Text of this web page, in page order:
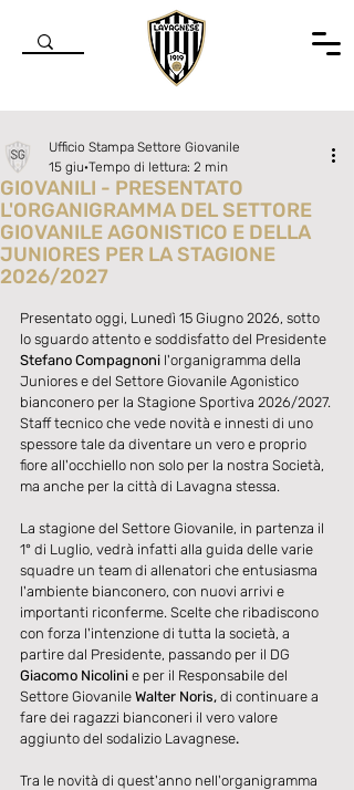
GIOVANILI - PRESENTATO
L'ORGANIGRAMMA DEL SETTORE
GIOVANILE AGONISTICO E DELLA
JUNIORES PER LA STAGIONE
2026/2027
Ufficio Stampa Settore Giovanile
15 giu Tempo di lettura: 2 min
Presentato oggi, Lunedì 15 Giugno 2026, sotto
lo sguardo attento e soddisfatto del Presidente
Stefano Compagnoni l'organigramma della
Juniores e del Settore Giovanile Agonistico
bianconero per la Stagione Sportiva 2026/2027.
Staff tecnico che vede novità e innesti di uno
spessore tale da diventare un vero e proprio
fiore all'occhiello non solo per la nostra Società,
ma anche per la città di Lavagna stessa.
La stagione del Settore Giovanile, in partenza il
1° di Luglio, vedrà infatti alla guida delle varie
squadre un team di allenatori che entusiasma
l'ambiente bianconero, con nuovi arrivi e
importanti riconferme. Scelte che ribadiscono
con forza l'intenzione di tutta la società, a
partire dal Presidente, passando per il DG
Giacomo Nicolini e per il Responsabile del
Settore Giovanile Walter Noris, di continuare a
fare dei ragazzi bianconeri il vero valore
aggiunto del sodalizio Lavagnese.
Tra le novità di quest'anno nell'organigramma